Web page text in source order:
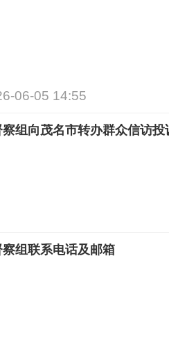
06-05 14:55
组向茂名市转办群众信访
组联系电话及邮箱